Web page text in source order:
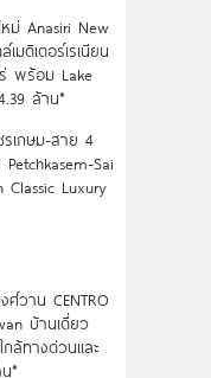
ม่ Anasiri New
มดิเตอร์เรเนียน
พร้อม Lake
ล้าน*
เกษม-สาย 4
Petchkasem-Sai
Luxury
ศ์วาน CENTRO
บ้านเดี่ยว
กล้ทางด่วนและ
*